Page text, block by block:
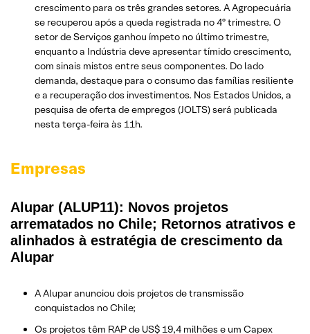
crescimento para os três grandes setores. A Agropecuária
se recuperou após a queda registrada no 4º trimestre. O
setor de Serviços ganhou ímpeto no último trimestre,
enquanto a Indústria deve apresentar tímido crescimento,
com sinais mistos entre seus componentes. Do lado
demanda, destaque para o consumo das famílias resiliente
e a recuperação dos investimentos. Nos Estados Unidos, a
pesquisa de oferta de empregos (JOLTS) será publicada
nesta terça-feira às 11h.
Empresas
Alupar (ALUP11): Novos projetos
arrematados no Chile; Retornos atrativos e
alinhados à estratégia de crescimento da
Alupar
A Alupar anunciou dois projetos de transmissão
conquistados no Chile;
Os projetos têm RAP de US$ 19,4 milhões e um Capex